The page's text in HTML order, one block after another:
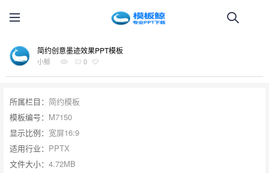
简约创意墨迹效果PPT模板
小鲸 0
所属栏目： 简约模板
模板编号： M7150
显示比例： 宽屏16:9
适用行业： PPTX
文件大小： 4.72MB